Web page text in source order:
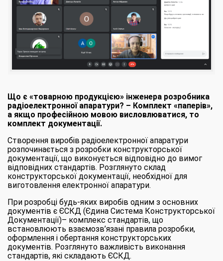
Що є «товарною продукцією» інженера розробника
радіоелектронної апаратури? – Комплект «паперів»,
а якщо професійною мовою висловлюватися, то
комплект документації.
Створення виробів радіоелектронної апаратури
розпочинається з розробки конструкторської
документації, що виконується відповідно до вимог
відповідних стандартів. Розглянуто склад
конструкторської документації, необхідної для
виготовлення електронної апаратури.
При розробці будь-яких виробів одним з основних
документів є ЄСКД (Єдина Система Конструкторської
Документації)– комплекс стандартів, що
встановлюють взаємозв’язані правила розробки,
оформлення і обертання конструкторських
документів. Розглянуто важливість виконання
стандартів, які складають ЄСКД.